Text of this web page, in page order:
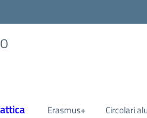
Erasmus+ Circolari